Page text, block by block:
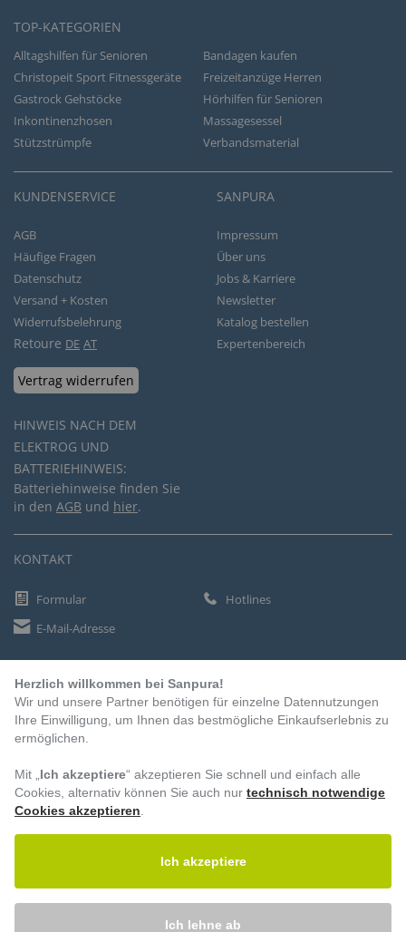
TOP-KATEGORIEN
Alltagshilfen für Senioren
Bandagen kaufen
Christopeit Sport Fitnessgeräte
Freizeitanzüge Herren
Gastrock Gehstöcke
Hörhilfen für Senioren
Inkontinenzhosen
Massagesessel
Stützstrümpfe
Verbandsmaterial
KUNDENSERVICE
AGB
Häufige Fragen
Datenschutz
Versand + Kosten
Widerrufsbelehrung
Retoure DE AT
Vertrag widerrufen
HINWEIS NACH DEM
ELEKTROG UND
BATTERIEHINWEIS:
Batteriehinweise finden Sie
in den AGB und hier.
SANPURA
Impressum
Über uns
Jobs & Karriere
Newsletter
Katalog bestellen
Expertenbereich
KONTAKT
Formular
Hotlines
E-Mail-Adresse
ZAHLUNGSARTEN
Vorkasse
BESUCHEN SIE UNS
Herzlich willkommen bei Sanpura!
Wir und unsere Partner benötigen für einzelne Datennutzungen
Ihre Einwilligung, um Ihnen das bestmögliche Einkaufserlebnis zu
ermöglichen.
Mit „ Ich akzeptiere“ akzeptieren Sie schnell und einfach alle
Cookies, alternativ können Sie auch nur technisch notwendige
Cookies akzeptieren
Ich akzeptiere
Ich lehne ab